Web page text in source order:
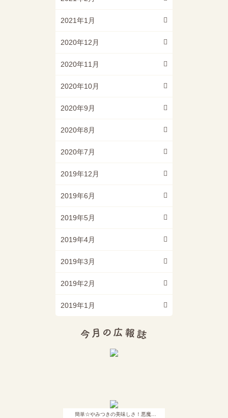
2021年1月
2020年12月
2020年11月
2020年10月
2020年9月
2020年8月
2020年7月
2019年12月
2019年6月
2019年5月
2019年4月
2019年3月
2019年2月
2019年1月
簡単☆やみつきの美味しさ！悪魔…